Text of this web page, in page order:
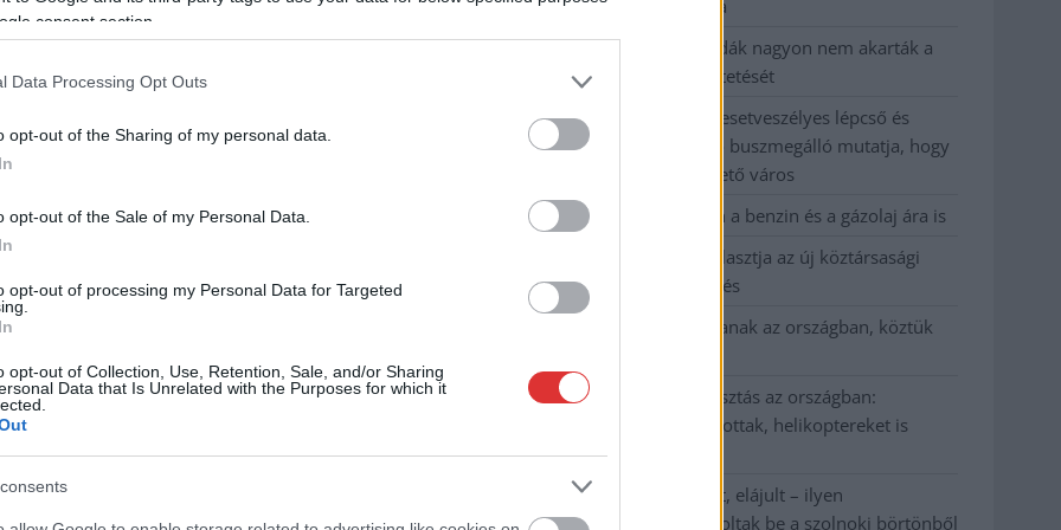
consent section.
Data Processing Opt Outs
opt-out of the Sharing of my personal data.
opt-out of the Sale of my Personal Data.
opt-out of processing my Personal Data for Targeted
opt-out of Collection, Use, Retention, Sale, and/or Sharing
Data that Is Unrelated with the Purposes for which it
ötszáz közreműködőt és mintegy negyven
programot vonultat fel. A fesztivál során
erdélyi, felvidéki és magyarországi
,Jászberény,Népművészet
élet
kevesebbet vittek haza
A Szolnok megyei gazdák nagyon nem akarták a
JÉGER további üzemeltetését
Csendélet 5.0: alig balesetveszélyes lépcső és
remek állapotban levő buszmegálló mutatja, hogy
Szolnok mennyire élhető város
Pénteken újra csökken a benzin és a gázolaj ára is
Napokon belül megválasztja az új köztársasági
elnököt az Országgyűlés
Kiterjedt tüzek pusztítanak az országban, köztük
Harmadfokú hőségriasztás az országban:
Szolnokon klímát javítottak, helikoptereket is
bevetettek a tüzeknél
A zárkában rosszul lett, elájult – ilyen
körülményekről számoltak be a szolnoki börtönből